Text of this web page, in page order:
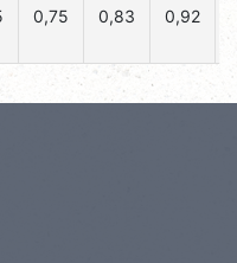
0,75 0,83 0,92